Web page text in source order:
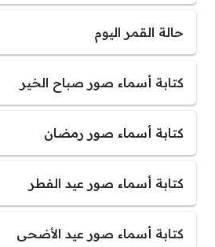
حالة القمر اليوم
كتابة أسماء صور صباح الخير
كتابة أسماء صور رمضان
كتابة أسماء صور عيد الفطر
كتابة أسماء صور عيد الأضحى